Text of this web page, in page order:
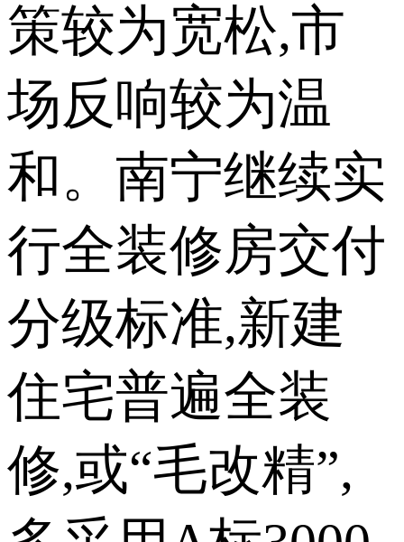
策较为宽松,市
场反响较为温
和。南宁继续实
行全装修房交付
分级标准,新建
住宅普遍全装
修,或“毛改精”,